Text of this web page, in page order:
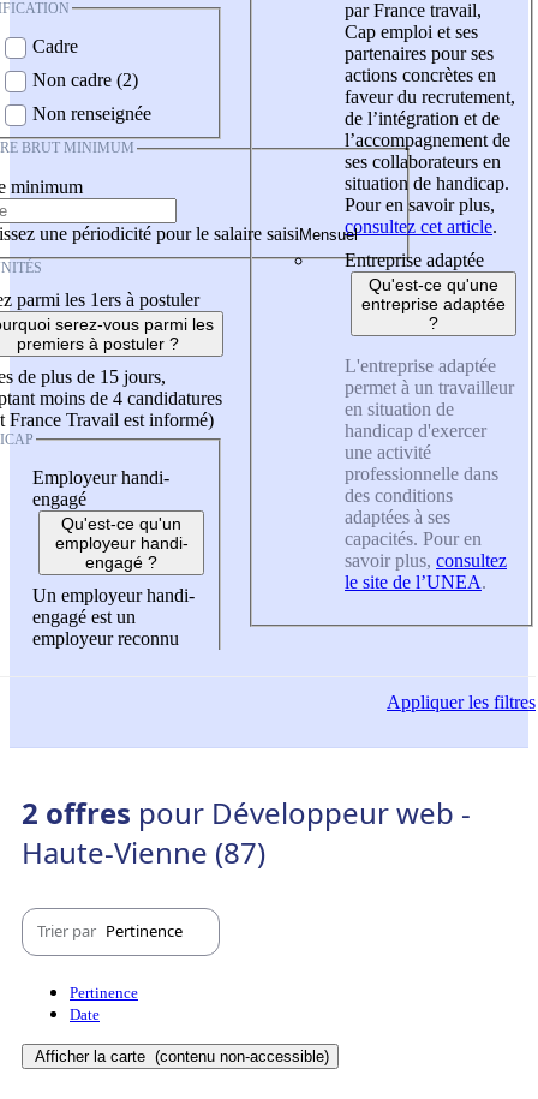
Cadre
Non cadre (2)
Non renseignée
BRUT MINIMUM
minimum
une périodicité pour le salaire saisi
parmi les 1ers à postuler
serez-vous parmi les
premiers à postuler ?
de plus de 15 jours,
moins de 4 candidatures
France Travail est informé)
Employeur handi-
engagé
Qu'est-ce qu'un
employeur handi-
engagé ?
Un employeur handi-
engagé est un
employeur reconnu
par France travail,
Cap emploi et ses
partenaires pour ses
actions concrètes en
faveur du recrutement,
de l’intégration et de
l’accompagnement de
ses collaborateurs en
situation de handicap.
Pour en savoir plus,
consultez cet article.
Entreprise adaptée
Qu'est-ce qu'une
entreprise adaptée
?
L'entreprise adaptée
permet à un travailleur
en situation de
handicap d'exercer
une activité
professionnelle dans
des conditions
adaptées à ses
capacités. Pour en
savoir plus, consultez
le site de l’UNEA.
Appliquerles filtres
2 offres pour Développeur web -
Haute-Vienne (87)
Trier par Pertinence
Pertinence
Date
Afficher la carte (contenu non-accessible)